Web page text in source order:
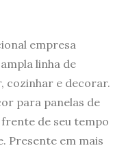
empresa
linha de
cozinhar e decorar.
para panelas de
de seu tempo
Presente em mais